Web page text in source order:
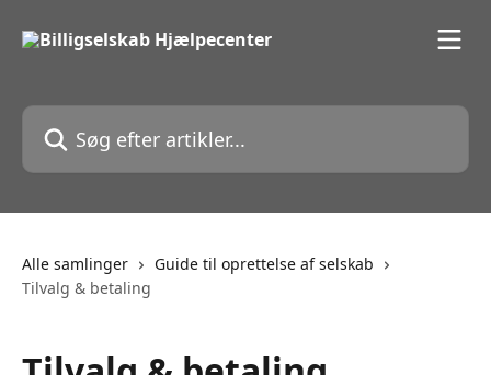
Søg efter artikler...
Alle samlinger
Guide til oprettelse af selskab
Tilvalg & betaling